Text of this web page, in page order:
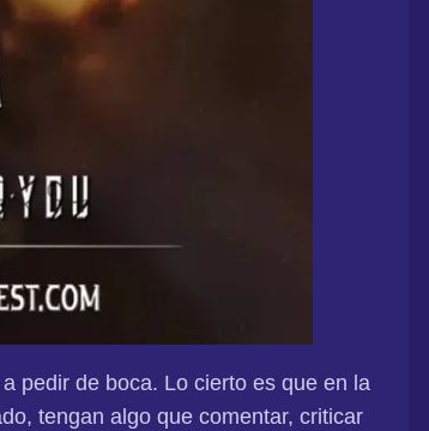
pedir de boca. Lo cierto es que en la
tengan algo que comentar, criticar